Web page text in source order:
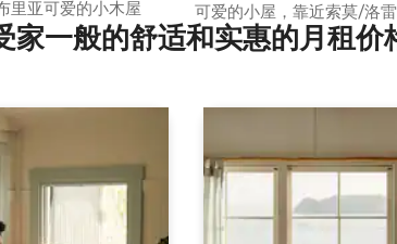
里亚可爱的小木屋
a）
可爱的小屋，靠近索莫/洛
地
家一般的舒适和实惠的月租价